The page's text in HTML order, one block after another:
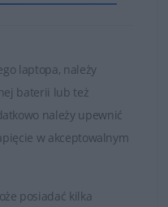
sklepu DELL24 są
lub wysokiej jakości
Green Cell czy
spełniają
certyfikaty FCC,
laptopa, należy
baterii lub też
należy upewnić
w akceptowalnym
posiadać kilka